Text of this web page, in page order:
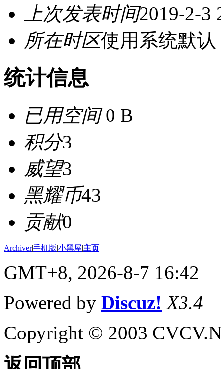
上次发表时间2019-2-3
所在时区使用系统默认
统计信息
已用空间0 B
积分3
威望3
黑耀币43
贡献0
Archiver|手机版|小黑屋|主页
GMT+8, 2026-8-7 16:42
Powered by Discuz! X3.4
Copyright © 2003